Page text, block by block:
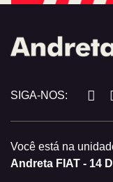
SIGA-NOS:
Você está na
Andreta FIAT - 14